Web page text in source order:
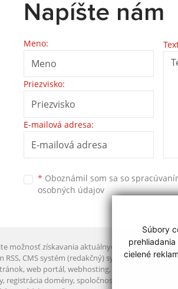
Súbory
cielené
Napíšte nám
Meno:
Priezvisko:
E-mailová adresa:
* Oboznámil som sa so
osobných údajov
možnosť získavania aktuálnych informácií s
RSS, CMS systém (redakčný) systém ECHELON 2,
, web portál, webhosting,
, registrácia domény, spoločnosť webex.digital, s.r.o.